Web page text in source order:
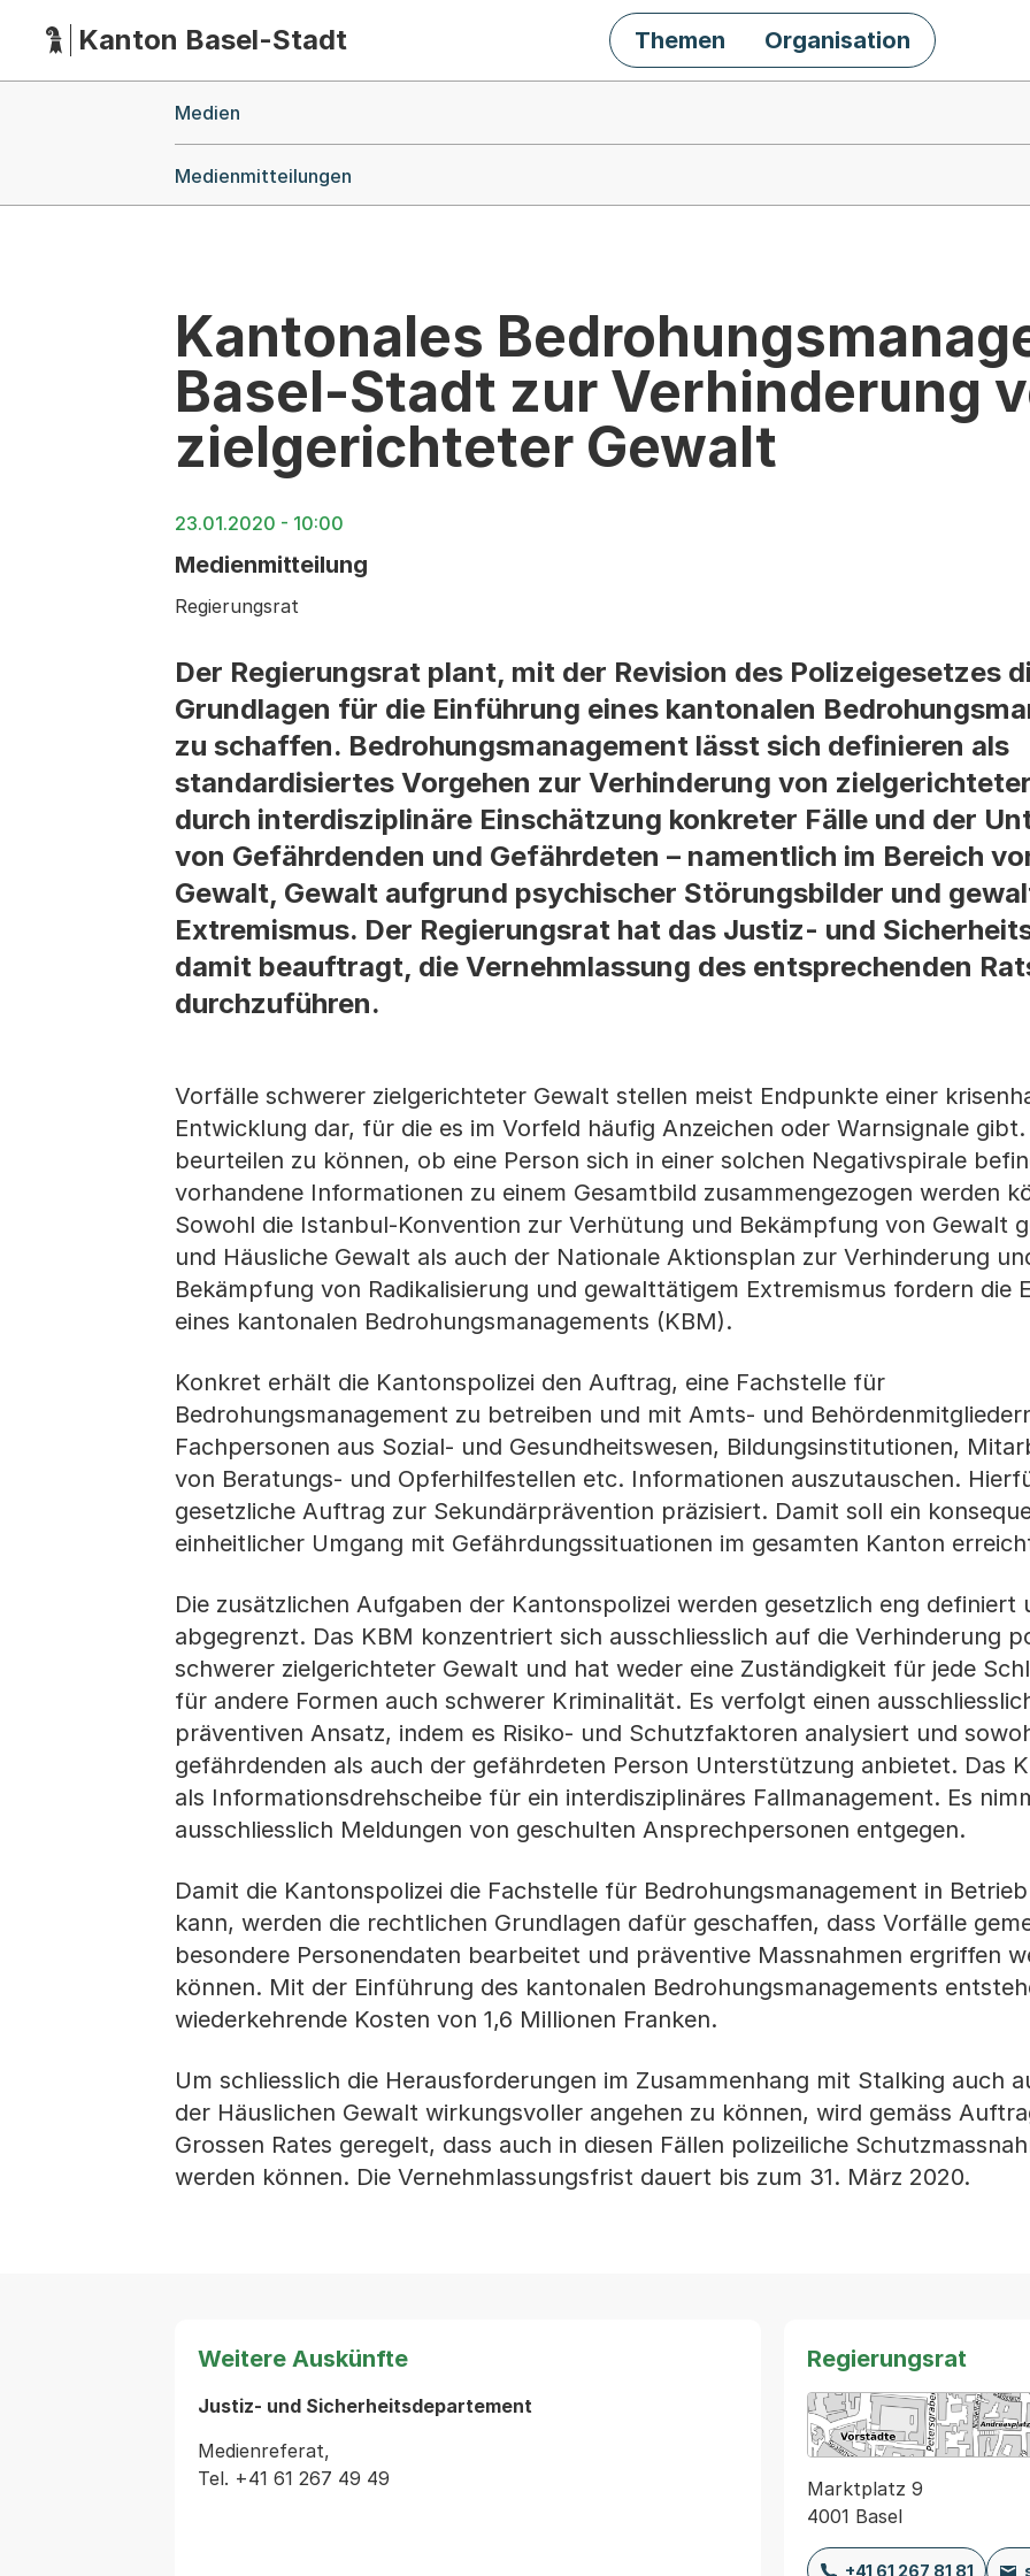
HauptnavigationKanton Basel-Stadt Themen Organisation
Medien
Medienmitteilungen
Kantonales
Basel-Stadt zur Verhinderung
zielgerichteter Gewalt
23.01.2020 - 10:00
Medienmitteilung
Regierungsrat
Der Regierungsrat plant, mit der Revision des Polizeigesetzes
Grundlagen für die Einführung eines kantonalen
zu schaffen. Bedrohungsmanagement lässt sich definieren als
standardisiertes Vorgehen zur Verhinderung von
durch interdisziplinäre Einschätzung konkreter Fälle und der
von Gefährdenden und Gefährdeten – namentlich im Bereich
Gewalt, Gewalt aufgrund psychischer Störungsbilder und
Extremismus. Der Regierungsrat hat das Justiz- und
damit beauftragt, die Vernehmlassung des entsprechenden
durchzuführen.
Vorfälle schwerer zielgerichteter Gewalt stellen meist Endpunkte einer
Entwicklung dar, für die es im Vorfeld häufig Anzeichen oder Warnsignale gibt.
beurteilen zu können, ob eine Person sich in einer solchen Negativspirale
vorhandene Informationen zu einem Gesamtbild zusammengezogen werden
Sowohl die Istanbul-Konvention zur Verhütung und Bekämpfung von Gewalt
und Häusliche Gewalt als auch der Nationale Aktionsplan zur Verhinderung
Bekämpfung von Radikalisierung und gewalttätigem Extremismus fordern die
eines kantonalen Bedrohungsmanagements (KBM).
Konkret erhält die Kantonspolizei den Auftrag, eine Fachstelle für
Bedrohungsmanagement zu betreiben und mit Amts- und
Fachpersonen aus Sozial- und Gesundheitswesen, Bildungsinstitutionen,
von Beratungs- und Opferhilfestellen etc. Informationen auszutauschen.
gesetzliche Auftrag zur Sekundärprävention präzisiert. Damit soll ein
einheitlicher Umgang mit Gefährdungssituationen im gesamten Kanton
Die zusätzlichen Aufgaben der Kantonspolizei werden gesetzlich eng definiert
abgegrenzt. Das KBM konzentriert sich ausschliesslich auf die Verhinderung
schwerer zielgerichteter Gewalt und hat weder eine Zuständigkeit für jede
für andere Formen auch schwerer Kriminalität. Es verfolgt einen
präventiven Ansatz, indem es Risiko- und Schutzfaktoren analysiert und
gefährdenden als auch der gefährdeten Person Unterstützung anbietet. Das
als Informationsdrehscheibe für ein interdisziplinäres Fallmanagement. Es
ausschliesslich Meldungen von geschulten Ansprechpersonen entgegen.
Damit die Kantonspolizei die Fachstelle für Bedrohungsmanagement in
kann, werden die rechtlichen Grundlagen dafür geschaffen, dass Vorfälle
besondere Personendaten bearbeitet und präventive Massnahmen ergriffen
können. Mit der Einführung des kantonalen Bedrohungsmanagements
wiederkehrende Kosten von 1,6 Millionen Franken.
Um schliesslich die Herausforderungen im Zusammenhang mit Stalking auch
der Häuslichen Gewalt wirkungsvoller angehen zu können, wird gemäss
Grossen Rates geregelt, dass auch in diesen Fällen polizeiliche
werden können. Die Vernehmlassungsfrist dauert bis zum 31. März 2020.
Weitere Auskünfte
Justiz- und Sicherheitsdepartement
Medienreferat,
Regierungsrat
Marktplatz 9
4001 Basel
+41 61 267 81 81